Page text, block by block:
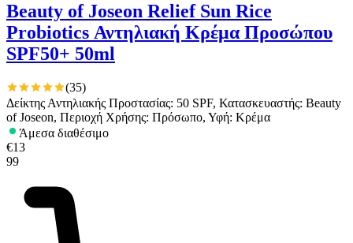
Beauty of Joseon Relief Sun Rice
Probiotics Αντηλιακή Κρέμα Προσώπου
SPF50+ 50ml
(35)
Δείκτης Αντηλιακής Προστασίας: 50 SPF, Κατασκευαστής: Beauty
of Joseon, Περιοχή Χρήσης: Πρόσωπο, Υφή: Κρέμα
Άμεσα διαθέσιμο
€13
99